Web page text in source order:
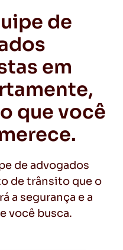
de
em
que você
de advogados
de trânsito que o
a segurança e a
você busca.